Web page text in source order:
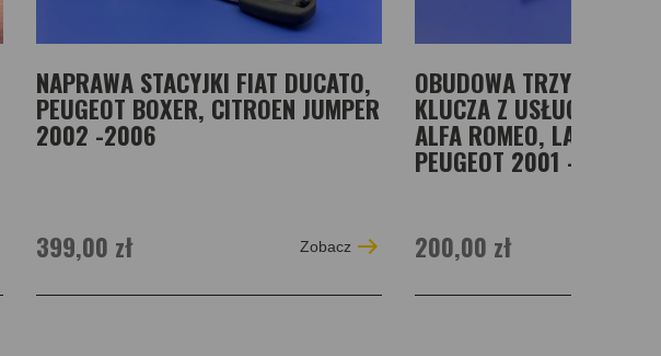
NAPRAWA STACYJKI FIAT DUCATO,
PEUGEOT BOXER, CITROEN JUMPER
2002 -2006
399,00 zł Zobacz
OBUDOWA
KLUCZA Z USŁUGĄ
ALFA ROMEO, LANCIA,
PEUGEOT 2001 - 2015
200,00 zł